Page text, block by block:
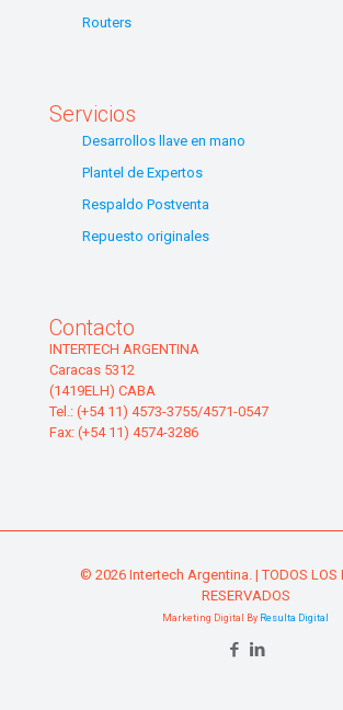
Routers
Servicios
Desarrollos llave en mano
Plantel de Expertos
Respaldo Postventa
Repuesto originales
Contacto
INTERTECH ARGENTINA
Caracas 5312
(1419ELH) CABA
Tel.: (+54 11) 4573-3755/4571-0547
Fax: (+54 11) 4574-3286
© 2026 Intertech Argentina. | TODOS LOS
RESERVADOS
Marketing Digital By Resulta Digital